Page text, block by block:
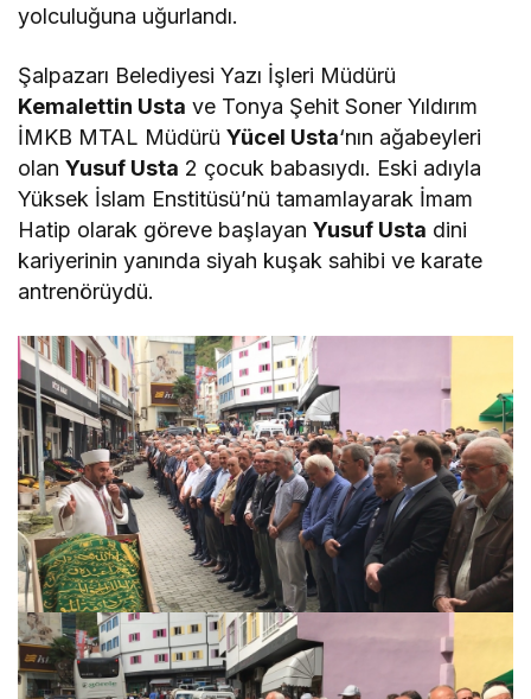
yolculuğuna uğurlandı.
Şalpazarı Belediyesi Yazı İşleri Müdürü
Kemalettin Usta ve Tonya Şehit Soner Yıldırım
İMKB MTAL MüdürüYücel Usta‘nın ağabeyleri
olanYusuf Usta 2 çocuk babasıydı. Eski adıyla
Yüksek İslam Enstitüsü’nü tamamlayarak İmam
Hatip olarak göreve başlayanYusuf Usta dini
kariyerinin yanında siyah kuşak sahibi ve karate
antrenörüydü.